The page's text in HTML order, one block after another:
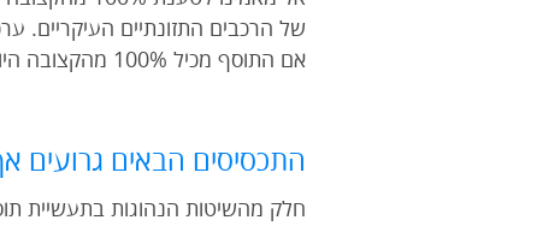
של הרכבים התזונתיים העיקריים.
אם התוסף מכיל 100% מהקצובה היומית המומלצת, תקבלו למעשה כמות קטנה ביותר מהרכיבים התזונתיים הדרושים לכם.
התכסיסים הבאים גרועים
חלק מהשיטות הנהוגות בתעשיית